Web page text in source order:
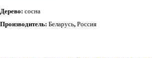
Дерево: сосна
Производитель: Беларусь, Россия